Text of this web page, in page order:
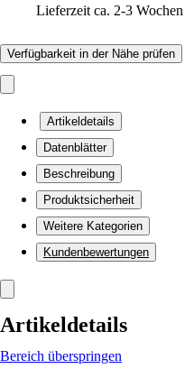
Lieferzeit ca. 2-3 Wochen
Verfügbarkeit in der Nähe prüfen
Artikeldetails
Datenblätter
Beschreibung
Produktsicherheit
Weitere Kategorien
Kundenbewertungen
Artikeldetails
Bereich überspringen